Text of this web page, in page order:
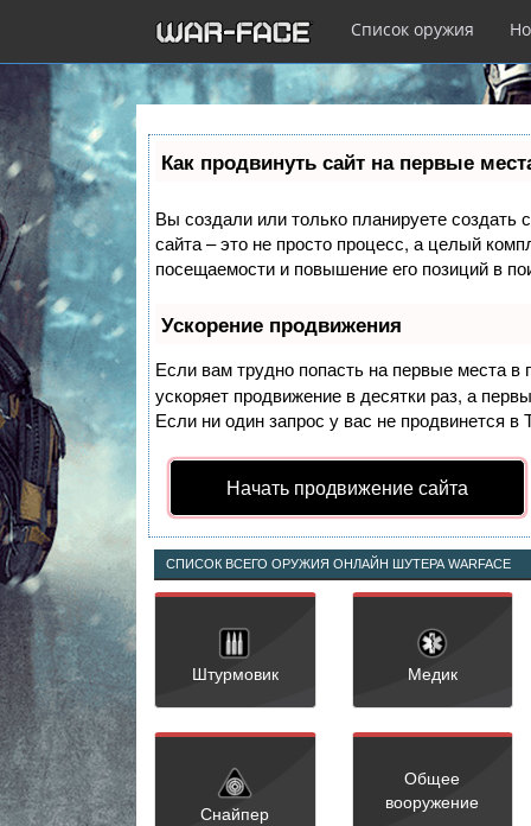
Перейти
к
основному
содержанию
Список оружия
Как продвинуть сайт на первые
Вы создали или только планируете создать
сайта – это не просто процесс, а целый
посещаемости и повышение его позиций в
Ускорение продвижения
Если вам трудно попасть на первые места в
ускоряет продвижение в десятки раз, а
Если ни один запрос у вас не продвинется в
Начать продвижение сайта
СПИСОК ВСЕГО ОРУЖИЯ ОНЛАЙН ШУТЕРА WARFACE
Штурмовик Медик
Снайпер
Общее
вооружение